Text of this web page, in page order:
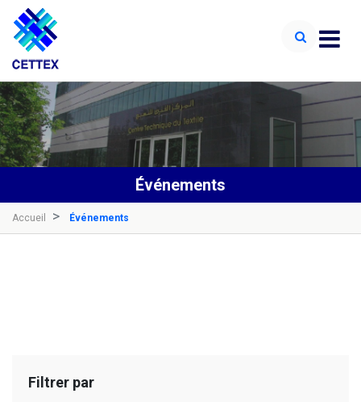
Événements
Accueil Événements
Filtrer par